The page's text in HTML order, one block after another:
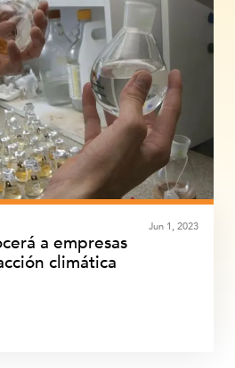
Jun 1, 2023
a empresas
climática